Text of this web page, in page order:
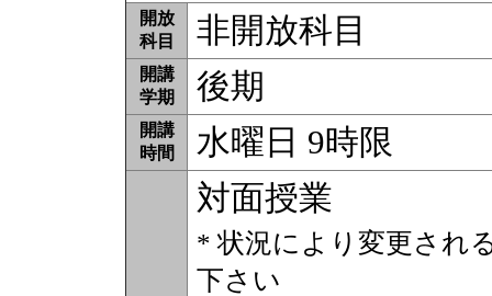
開放
科目
非開放科目
開講
学期
後期
開講
時間
水曜日 9時限
対面授業
* 状況により変更され
下さい